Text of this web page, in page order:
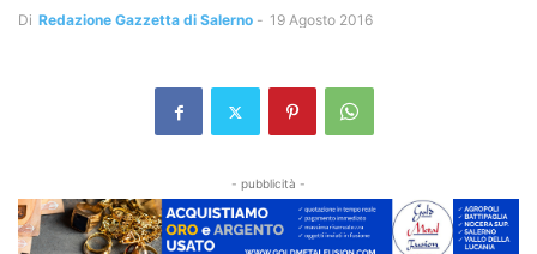
Di Redazione Gazzetta di Salerno - 19 Agosto 2016
- pubblicità -